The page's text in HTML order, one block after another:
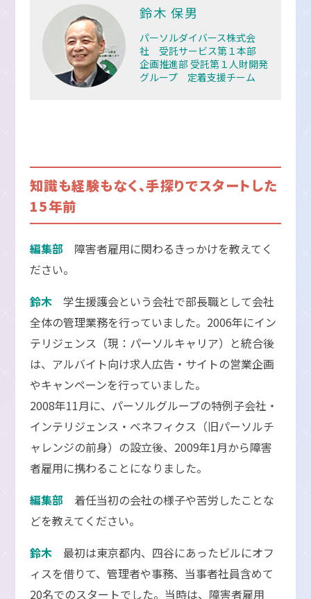
鈴木 保男
パーソルダイバース株式会
社 受託サービス第１本部
企画推進部 受託第１人財開発
グループ 定着支援チーム
知識も経験もなく、手探りでスタートした
15年前
編集部 障害者雇用に関わるきっかけを教えてく
ださい。
鈴木学生援護会という会社で部長職として会社
全体の管理業務を行っていました。2006年にイン
テリジェンス（現：パーソルキャリア）と統合後
は、アルバイト向け求人広告・サイトの営業企画
やキャンペーンを行っていました。
2008年11月に、パーソルグループの特例子会社・
インテリジェンス・ベネフィクス（旧パーソルチ
ャレンジの前身）の設立後、2009年1月から障害
者雇用に携わることになりました。
編集部 着任当初の会社の様子や苦労したことな
どを教えてください。
鈴木最初は東京都内、四谷にあったビルにオフ
ィスを借りて、管理者や事務、当事者社員含めて
20名でのスタートでした。当時は、障害者雇用